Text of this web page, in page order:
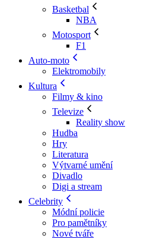
Basketbal
NBA
Motosport
F1
Auto-moto
Elektromobily
Kultura
Filmy & kino
Televize
Reality show
Hudba
Hry
Literatura
Výtvarné umění
Divadlo
Digi a stream
Celebrity
Módní policie
Pro pamětníky
Nové tváře